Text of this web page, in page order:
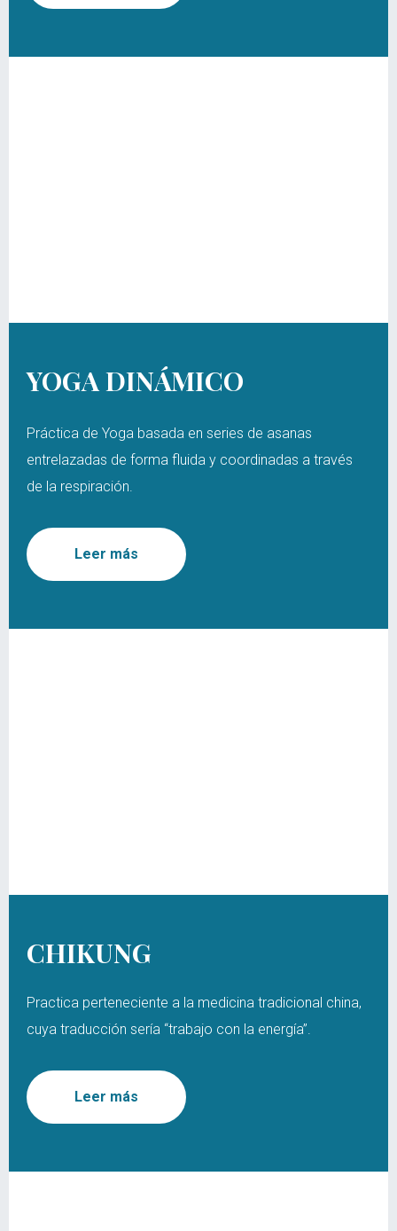
YOGA DINÁMICO
Práctica de Yoga basada en series de asanas
entrelazadas de forma fluida y coordinadas a través
de la respiración.
Leer más
CHIKUNG
Practica perteneciente a la medicina tradicional china,
cuya traducción sería “trabajo con la energía”.
Leer más